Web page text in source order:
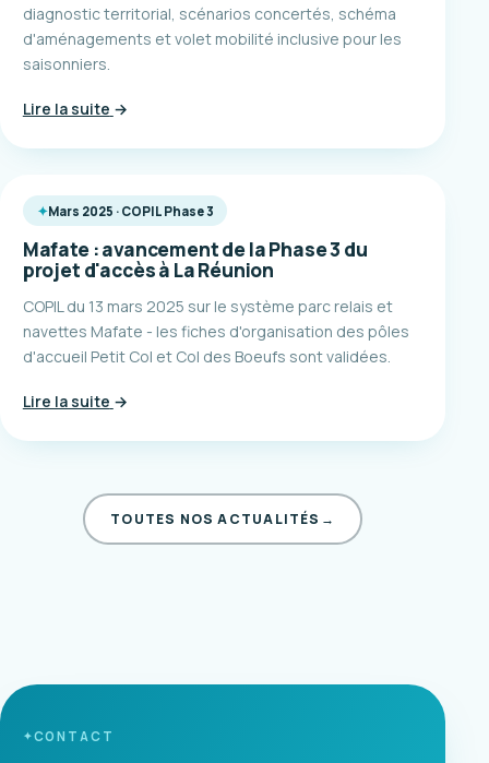
diagnostic territorial, scénarios concertés, schéma
d'aménagements et volet mobilité inclusive pour les
saisonniers.
Lire la suite →
Mars 2025 · COPIL Phase 3
Mafate : avancement de la Phase 3 du
projet d'accès à La Réunion
COPIL du 13 mars 2025 sur le système parc relais et
navettes Mafate - les fiches d'organisation des pôles
d'accueil Petit Col et Col des Boeufs sont validées.
Lire la suite →
TOUTES NOS ACTUALITÉS →
CONTACT